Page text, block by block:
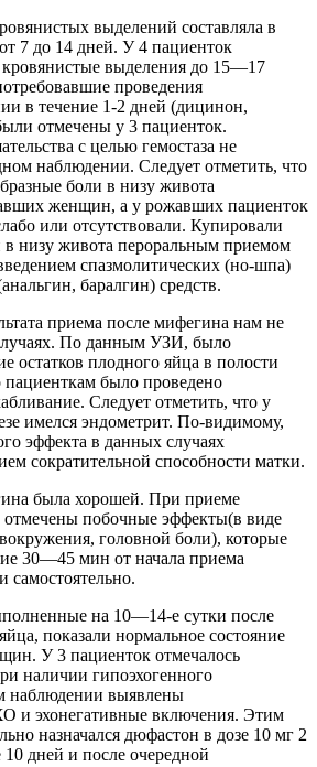
выделений составляла в
7 до 14 дней. У 4 пациенток
выделения до 15—17
проведения
в течение 1-2 дней (дицинон,
отмечены у 3 пациенток.
с целью гемостаза не
наблюдении. Следует отметить, что
боли в низу живота
женщин, а у рожавших пациенток
или отсутствовали. Купировали
в низу живота пероральным приемом
спазмолитических (но-шпа)
баралгин) средств.
приема после мифегина нам не
По данным УЗИ, было
остатков плодного яйца в полости
пациенткам было проведено
Следует отметить, что у
имелся эндометрит. По-видимому,
эффекта в данных случаях
сократительной способности матки.
была хорошей. При приеме
побочные эффекты(в виде
головной боли), которые
30—45 мин от начала приема
самостоятельно.
на 10—14-е сутки после
показали нормальное состояние
У 3 пациенток отмечалось
наличии гипоэхогенного
наблюдении выявлены
и эхонегативные включения. Этим
назначался дюфастон в дозе 10 мг 2
10 дней и после очередной